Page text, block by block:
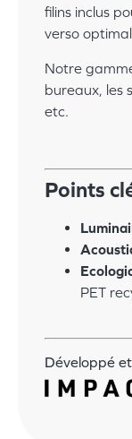
filins inclus
verso
Notre
bureaux, les
etc.
Points
PET
Développé